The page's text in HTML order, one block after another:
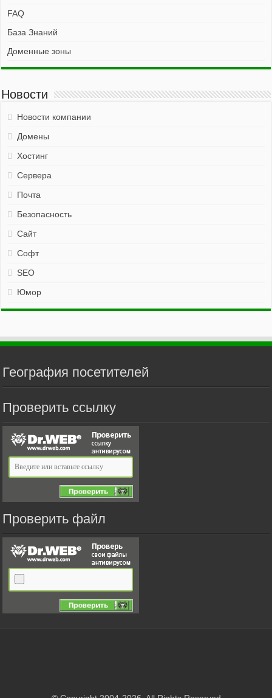
FAQ
База Знаний
Доменные зоны
Новости
Новости компании
Домены
Хостинг
Сервера
Почта
Безопасность
Сайт
Софт
SEO
Юмор
География посетителей
Проверить ссылку
Проверить файл